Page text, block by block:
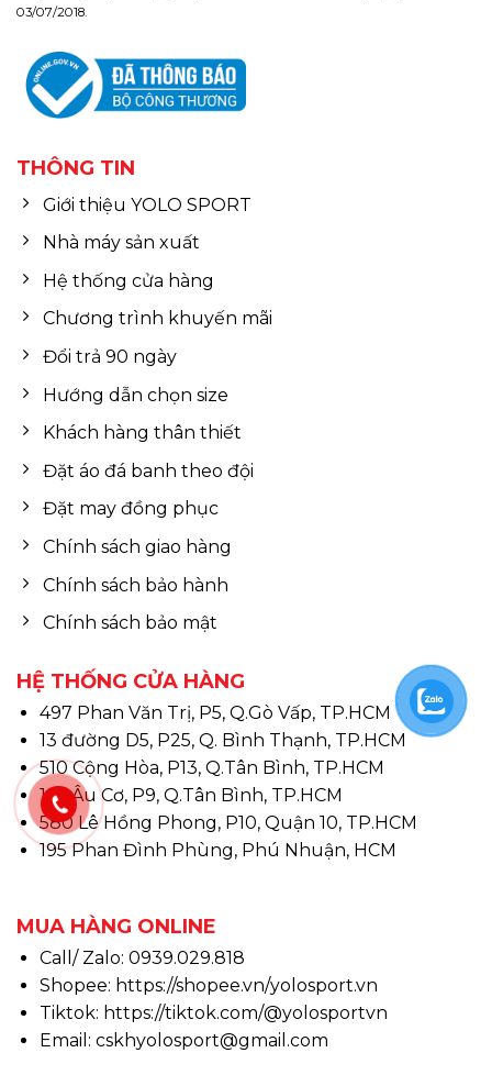
03/07/2018.
THÔNG TIN
Giới thiệu YOLO SPORT
Nhà máy sản xuất
Hệ thống cửa hàng
Chương trình khuyến mãi
Đổi trả 90 ngày
Hướng dẫn chọn size
Khách hàng thân thiết
Đặt áo đá banh theo đội
Đặt may đồng phục
Chính sách giao hàng
Chính sách bảo hành
Chính sách bảo mật
HỆ THỐNG CỬA HÀNG
497 Phan Văn Trị, P5, Q.Gò Vấp, TP.HCM
13 đường D5, P25, Q. Bình Thạnh, TP.HCM
510 Cộng Hòa, P13, Q.Tân Bình, TP.HCM
146 Âu Cơ, P9, Q.Tân Bình, TP.HCM
580 Lê Hồng Phong, P10, Quận 10, TP.HCM
195 Phan Đình Phùng, Phú Nhuận, HCM
MUA HÀNG ONLINE
Call/ Zalo: 0939.029.818
Shopee: https://shopee.vn/yolosport.vn
Tiktok: https://tiktok.com/@yolosportvn
Email: cskhyolosport@gmail.com